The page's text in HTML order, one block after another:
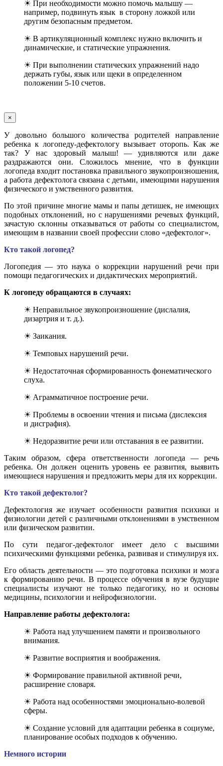
☀ При необходимости можно помочь малышу —
например, подвинуть язык в сторону ложкой или
другим безопасным предметом.
☀ В артикуляционный комплекс нужно включить и
динамические, и статические упражнения.
☀ При выполнении статических упражнений надо
держать губы, язык или щеки в определенном
положении 5-10 счетов.
×
У довольно большого количества родителей направление
ребенка к логопеду-дефектологу вызывает оторопь. Как же
так? У нас здоровый малыш! — удивляются или даже
раздражаются они. Сложилось мнение, что в функции
логопеда входит постановка правильного звукопроизношения,
а работа дефектолога связана с детьми, имеющими нарушения
физического и умственного развития.
По этой причине многие мамы и папы детишек, не имеющих
подобных отклонений, но с нарушениями речевых функций,
зачастую склонны отказываться от работы со специалистом,
имеющим в названии своей профессии слово «дефектолог».
Кто такой логопед?
Логопедия — это наука о коррекции нарушений речи при
помощи педагогических и дидактических мероприятий.
К логопеду обращаются в случаях:
☀ Неправильное звукопроизношение (дислалия,
дизартрия и т. д.).
☀ Заикания.
☀ Темповых нарушений речи.
☀ Недостаточная сформированность фонематического
слуха.
☀ Аграмматичное построение речи.
☀ Проблемы в освоении чтения и письма (дислексия
и дисграфия).
☀ Недоразвитие речи или отставания в ее развитии.
Таким образом, сфера ответственности логопеда — речь
ребенка. Он должен оценить уровень ее развития, выявить
имеющиеся нарушения и предложить меры для их коррекции.
Кто такой дефектолог?
Дефектология же изучает особенности развития психики и
физиологии детей с различными отклонениями в умственном
или физическом развитии.
По сути педагог-дефектолог имеет дело с высшими
психическими функциями ребенка, развивая и стимулируя их.
Его область деятельности — это подготовка психики и мозга
к формированию речи. В процессе обучения в вузе будущие
специалисты изучают не только педагогику, но и основы
медицины, психологии и нейрофизиологии.
Направление работы дефектолога:
☀ Работа над улучшением памяти и произвольного
внимания.
☀ Развитие восприятия и воображения.
☀ Формирование правильной активной речи,
расширение словаря.
☀ Работа над особенностями эмоционально-волевой
сферы.
☀ Создание условий для адаптации ребенка в социуме,
планирование особых подходов к обучению.
Немного истории